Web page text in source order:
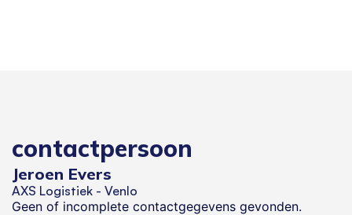
contactpersoon
Jeroen Evers
AXS Logistiek - Venlo
Geen of incomplete contactgegevens gevonden.